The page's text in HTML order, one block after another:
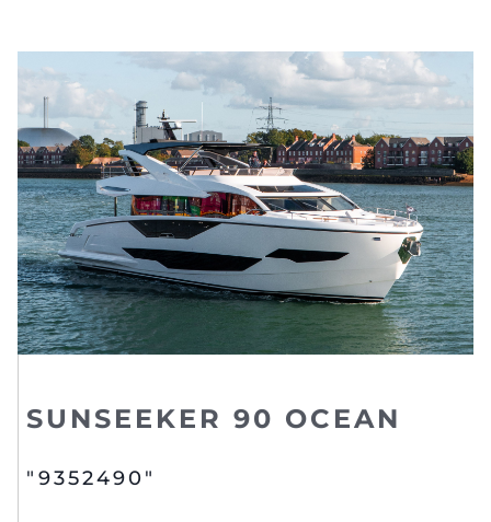
SUNSEEKER 90 OCEAN
"9352490"